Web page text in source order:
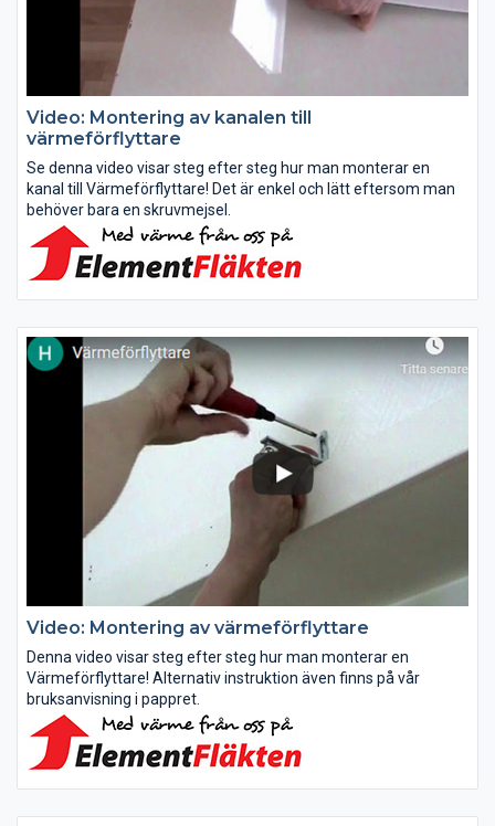
Video: Montering av kanalen till
värmeförflyttare
Se denna video visar steg efter steg hur man monterar en
kanal till Värmeförflyttare! Det är enkel och lätt eftersom man
behöver bara en skruvmejsel.
Video: Montering av värmeförflyttare
Denna video visar steg efter steg hur man monterar en
Värmeförflyttare! Alternativ instruktion även finns på vår
bruksanvisning i pappret.